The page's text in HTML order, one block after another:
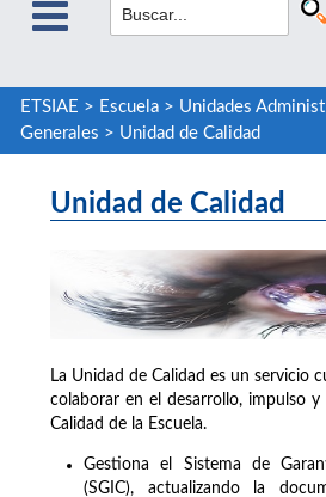
ETSIAE > Escuela> Unidades
Generales > Unidad de Calidad
Unidad de Calidad
La Unidad de Calidad es un servicio
colaborar en el desarrollo, impulso
Calidad de la Escuela.
Gestiona el Sistema de
(SGIC), actualizando la